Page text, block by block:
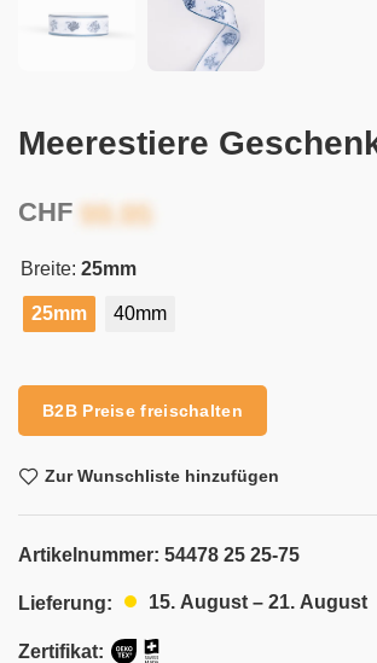
Meerestiere
CHF
Breite: 25mm
25mm 40mm
B2B Preise freischalten
Zur Wunschliste hinzufügen
Artikelnummer: 54478 25 25-75
Lieferung: 15. August – 21. August
Zertifikat: